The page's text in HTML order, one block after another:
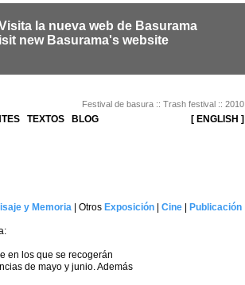
la nueva web de Basurama
new Basurama's website
Festival de basura :: Trash festival :: 2010
TEXTOS BLOG [ ENGLISH ]
y Memoria | Otros Exposición Cine Publicación
en los que se recogerán
de mayo y junio. Además